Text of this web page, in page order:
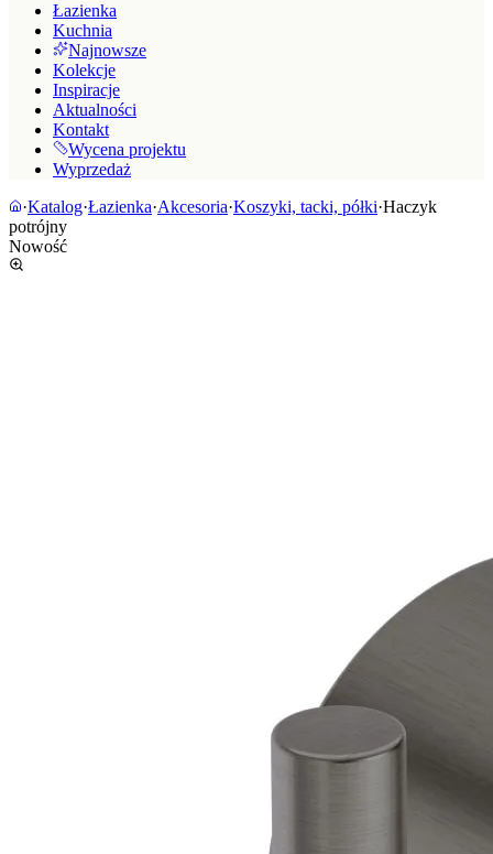
Łazienka
Kuchnia
Najnowsze
Kolekcje
Inspiracje
Aktualności
Kontakt
Wycena projektu
Wyprzedaż
·Katalog·Łazienka·Akcesoria·Koszyki, tacki, półki·Haczyk
potrójny
Nowość